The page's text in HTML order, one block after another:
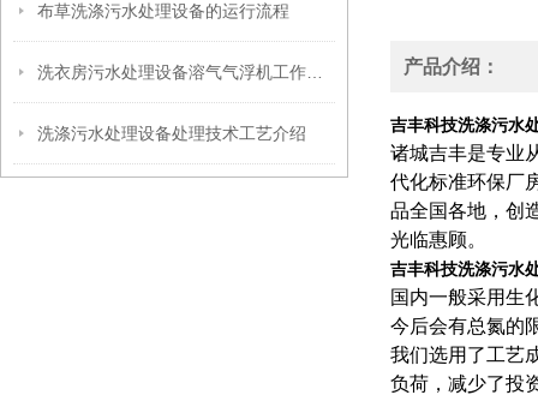
布草洗涤污水处理设备的运行流程
洗涤污水处理设备处理技术工艺介绍
产品介绍：
吉丰科技洗涤污水
诸城吉丰是专业
代化标准环保厂
品全国各地，创
光临惠顾。
吉丰科技洗涤污水
国内一般采用生
今后会有总氮的
我们选用了工艺
负荷，减少了投